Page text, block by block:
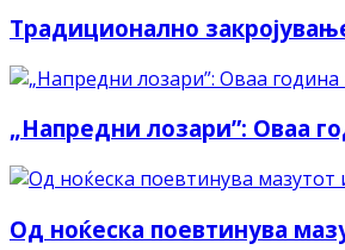
Традиционално
„Напредни лозари”: Оваа
Од ноќеска поевтинува